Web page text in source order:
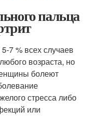
пальца
7 % всех случаев
возраста, но
болеют
стресса либо
или